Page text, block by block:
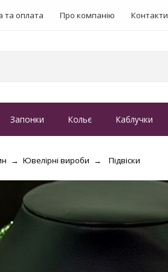
та оплата Про компанію Контакти
Запонки Кольє Каблучки
Ювелірні вироби Підвіски